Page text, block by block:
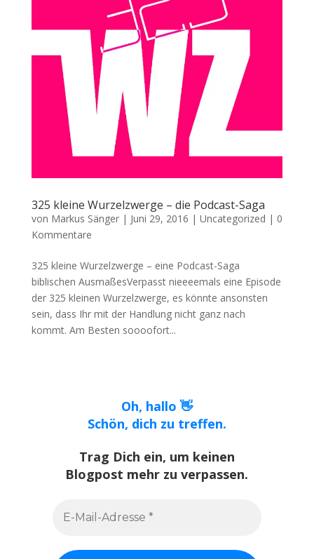
325 kleine Wurzelzwerge – die Podcast-Saga
von Markus Sänger| Juni 29, 2016 | Uncategorized | 0
Kommentare
325 kleine Wurzelzwerge – eine Podcast-Saga
biblischen AusmaßesVerpasst nieeeemals eine Episode
der 325 kleinen Wurzelzwerge, es könnte ansonsten
sein, dass Ihr mit der Handlung nicht ganz nach
kommt. Am Besten soooofort...
Oh, hallo 👋
Schön, dich zu treffen.
Trag Dich ein, um keinen
Blogpost mehr zu verpassen.